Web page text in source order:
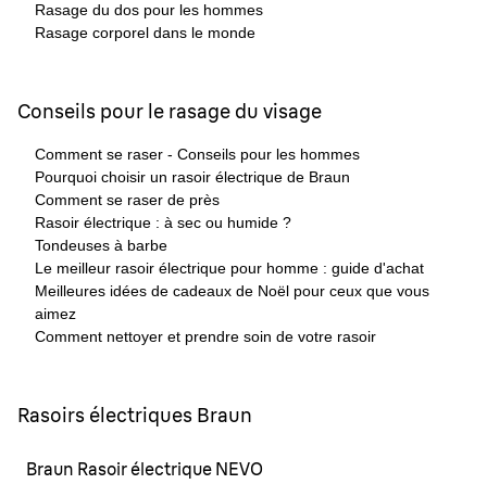
Rasage du dos pour les hommes
Rasage corporel dans le monde
Conseils pour le rasage du visage
Comment se raser - Conseils pour les hommes
Pourquoi choisir un rasoir électrique de Braun
Comment se raser de près
Rasoir électrique : à sec ou humide ?
Tondeuses à barbe
Le meilleur rasoir électrique pour homme : guide d'achat
Meilleures idées de cadeaux de Noël pour ceux que vous
aimez
Comment nettoyer et prendre soin de votre rasoir
Rasoirs électriques Braun
Braun Rasoir électrique NEVO